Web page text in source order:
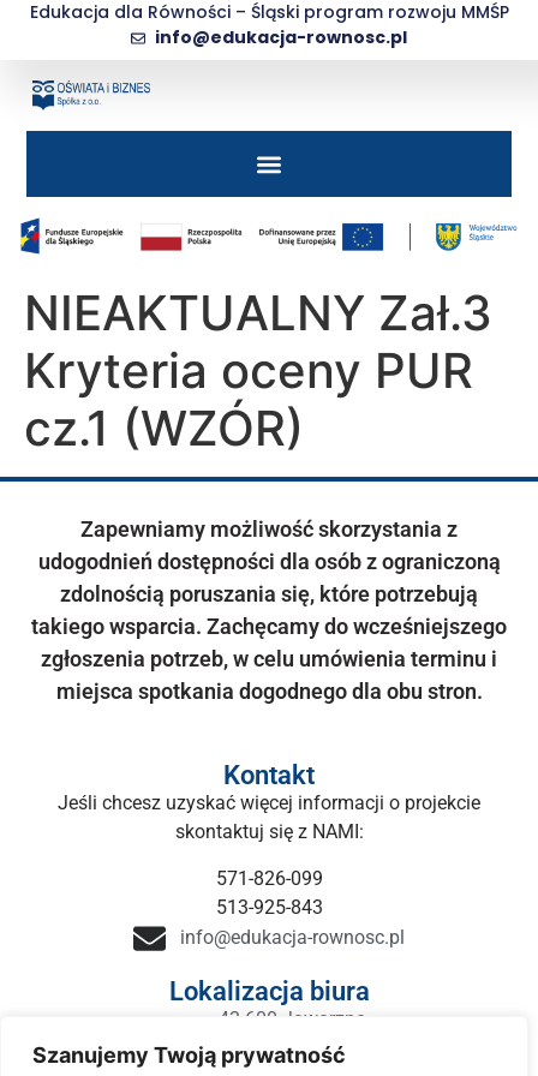
Szanujemy Twoją prywatność
Edukacja dla Równości – Śląski program rozwoju MMŚP
info@edukacja-rownosc.pl
NIEAKTUALNY Zał.3
Kryteria oceny PUR
cz.1 (WZÓR)
Zapewniamy możliwość skorzystania z
udogodnień dostępności dla osób z ograniczoną
zdolnością poruszania się, które potrzebują
takiego wsparcia. Zachęcamy do wcześniejszego
zgłoszenia potrzeb, w celu umówienia terminu i
miejsca spotkania dogodnego dla obu stron.
Kontakt
Jeśli chcesz uzyskać więcej informacji o projekcie
skontaktuj się z NAMI:
571-826-099
513-925-843
info@edukacja-rownosc.pl
Lokalizacja biura
43-600 Jaworzno
ul.Sławkowska 5 (Piętro 1)